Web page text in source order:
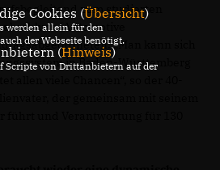
zum studierten
(Automotive
„Man kann sich
in Baden-Württemberg
allen viele Chancen“, so der 40-
führt und Verantwortung für 130
Cookies (Übersicht)
werden allein für den
der Webseite benötigt.
(Hinweis)
Scripte von Drittanbietern auf der